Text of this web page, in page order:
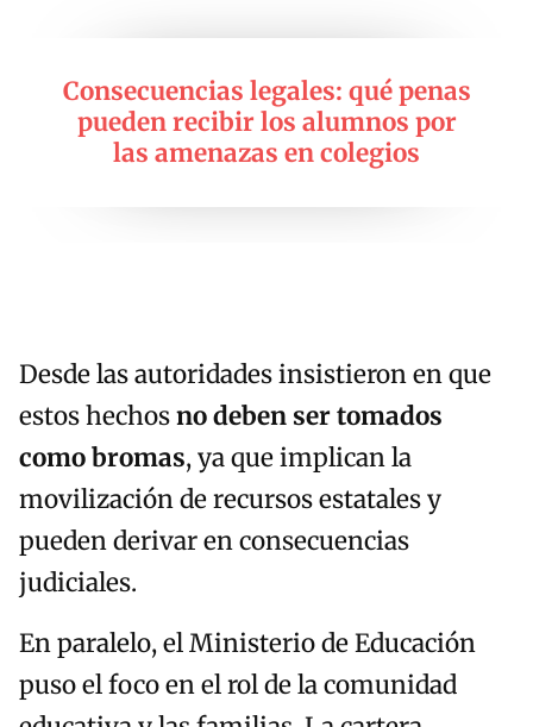
Consecuencias legales: qué penas
pueden recibir los alumnos por
las amenazas en colegios
Desde las autoridades insistieron en que
estos hechosno deben ser tomados
como bromas, ya que implican la
movilización de recursos estatales y
pueden derivar en consecuencias
judiciales.
En paralelo, el Ministerio de Educación
puso el foco en el rol de la comunidad